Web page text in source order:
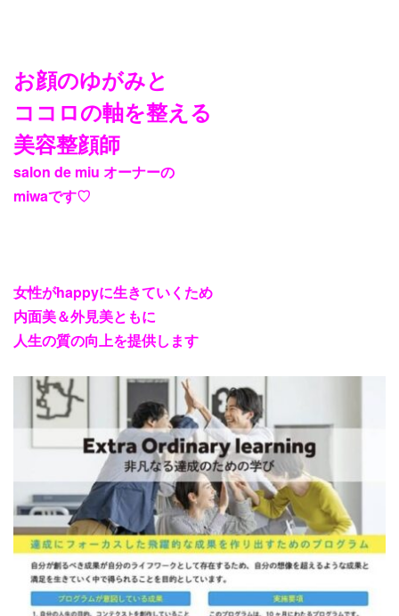
お顔のゆがみと
ココロの軸を整える
美容整顔師
salon de miu オーナーの
miwaです♡
女性がhappyに生きていくため
内面美＆外見美ともに
人生の質の向上を提供します